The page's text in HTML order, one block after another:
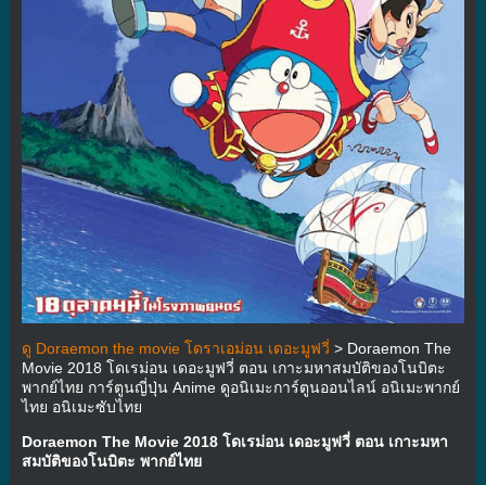
ดู Doraemon the movie โดราเอม่อน เดอะมูฟวี่ > Doraemon The
Movie 2018 โดเรม่อน เดอะมูฟวี่ ตอน เกาะมหาสมบัติของโนบิตะ
พากย์ไทย การ์ตูนญี่ปุ่น Anime ดูอนิเมะการ์ตูนออนไลน์ อนิเมะพากย์
ไทย อนิเมะซับไทย
Doraemon The Movie 2018 โดเรม่อน เดอะมูฟวี่ ตอน เกาะมหา
สมบัติของโนบิตะ พากย์ไทย